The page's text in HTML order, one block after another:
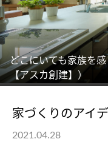
どこにいても家族を
【アスカ創建】）
家づくりのアイ
2021.04.28